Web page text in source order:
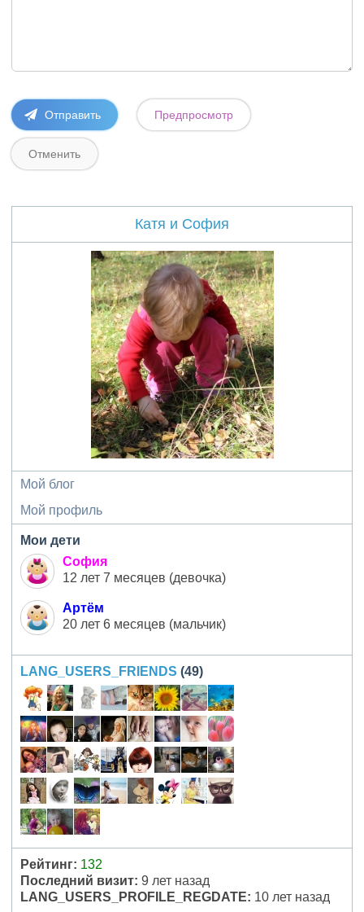
Катя и София
Мой блог
Мой профиль
Мои дети
София
12 лет 7 месяцев (девочка)
Артём
20 лет 6 месяцев (мальчик)
LANG_USERS_FRIENDS (49)
Рейтинг: 132
Последний визит: 9 лет назад
LANG_USERS_PROFILE_REGDATE: 10 лет назад